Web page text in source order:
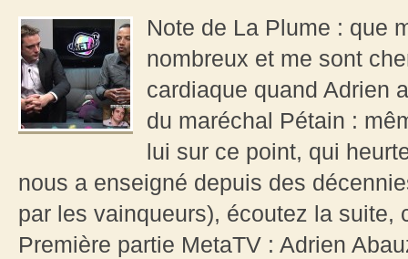
Note de La Plume : que
nombreux et me sont
cardiaque quand Adrien
du maréchal Pétain :
lui sur ce point, qui
nous a enseigné depuis des
par les vainqueurs), écoutez la suite,
Première partie MetaTV : Adrien